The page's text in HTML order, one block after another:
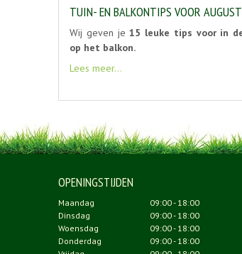
TUIN- EN BALKONTIPS VOOR
Wij geven je15 leuke tips voor in
op het balkon.
Lees meer...
OPENINGSTIJDEN
Maandag
09:00 - 18:00
Dinsdag
09:00 - 18:00
Woensdag
09:00 - 18:00
Donderdag
09:00 - 18:00